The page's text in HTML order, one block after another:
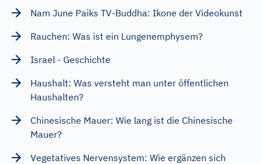
Nam June Paiks TV-Buddha: Ikone der Videokunst
Rauchen: Was ist ein Lungenemphysem?
Israel - Geschichte
Haushalt: Was versteht man unter öffentlichen
Haushalten?
Chinesische Mauer: Wie lang ist die Chinesische
Mauer?
Vegetatives Nervensystem: Wie ergänzen sich